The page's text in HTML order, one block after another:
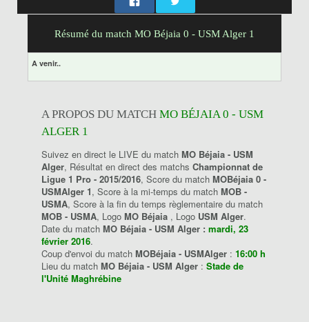
Résumé du match MO Béjaia 0 - USM Alger 1
A venir..
A PROPOS DU MATCH MO BÉJAIA 0 - USM
ALGER 1
Suivez en direct le LIVE du match MO Béjaia - USM
Alger, Résultat en direct des matchs Championnat de
Ligue 1 Pro - 2015/2016, Score du match MOBéjaia 0 -
USMAlger 1, Score à la mi-temps du match MOB -
USMA, Score à la fin du temps règlementaire du match
MOB - USMA, Logo MO Béjaia , Logo USM Alger.
Date du match MO Béjaia - USM Alger : mardi, 23
février 2016.
Coup d'envoi du match MOBéjaia - USMAlger : 16:00 h
Lieu du match MO Béjaia - USM Alger : Stade de
l'Unité Maghrébine